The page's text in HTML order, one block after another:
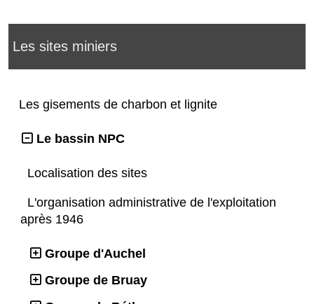
Les sites miniers
Les gisements de charbon et lignite
Le bassin NPC
Localisation des sites
L'organisation administrative de l'exploitation
après 1946
Groupe d'Auchel
Groupe de Bruay